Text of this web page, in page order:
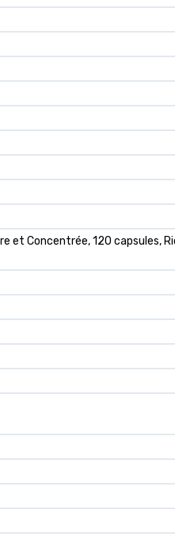
et Concentrée, 120 capsules,